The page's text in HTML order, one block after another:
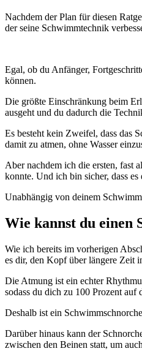
Nachdem der Plan für diesen
der seine Schwimmtechnik
Egal, ob du Anfänger,
können.
Die größte Einschränkung beim
ausgeht und du dadurch die
Es besteht kein Zweifel, dass das
damit zu atmen, ohne Wasser
Aber nachdem ich die ersten, fast
konnte. Und ich bin sicher, dass
Unabhängig von deinem
Wie kannst du einen
Wie ich bereits im vorherigen
es dir, den Kopf über längere Zeit
Die Atmung ist ein echter
sodass du dich zu 100 Prozent auf
Deshalb ist ein
Darüber hinaus kann der
zwischen den Beinen statt, um